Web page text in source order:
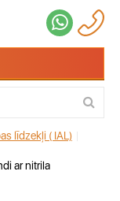
līdzekļi ( IAL)
ar nitrila